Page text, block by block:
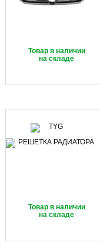
Товар в наличии
на складе
Товар в наличии
на складе